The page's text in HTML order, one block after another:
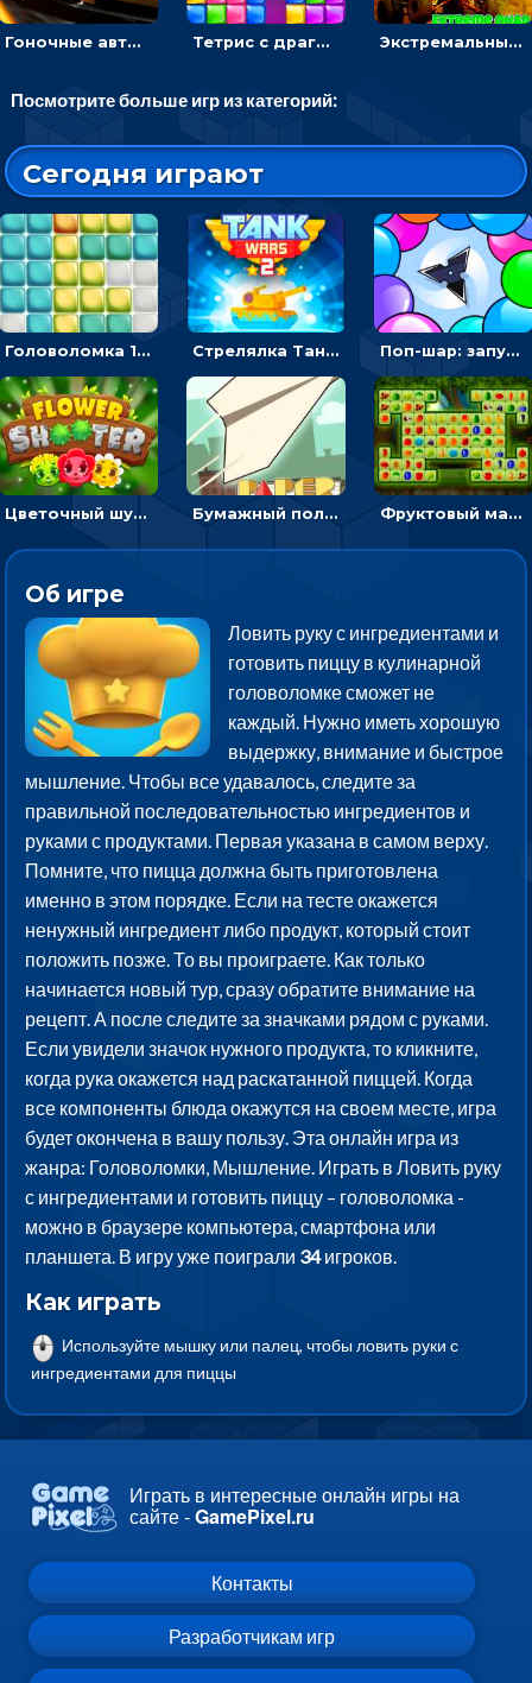
Гоночные авто в пазлах: разбей картинку и собери снова Тетрис с драгоценными камнями: расставляй блоки, чтобы получить линию - головоломка Экстремальные пазлы с квадроциклами: собирать крутые тачки
Посмотрите больше игр из категорий:
Сегодня играют
Головоломка 10х10 Стрелялка Танковые войны: бить по танку врага, чтобы уничтожить зло Поп-шар: запускать колючку, чтобы лопать воздушные шарики
Цветочный шутер: стрелять пчелками по цветам Бумажный полет: бросай самолетик и собери бонусы Фруктовый маджонг - найти одинаковые плитки головоломки
Об игре
Ловить руку с ингредиентами и
готовить пиццу в кулинарной
головоломке сможет не
каждый. Нужно иметь хорошую
выдержку, внимание и быстрое
мышление. Чтобы все удавалось, следите за
правильной последовательностью ингредиентов и
руками с продуктами. Первая указана в самом верху.
Помните, что пицца должна быть приготовлена
именно в этом порядке. Если на тесте окажется
ненужный ингредиент либо продукт, который стоит
положить позже. То вы проиграете. Как только
начинается новый тур, сразу обратите внимание на
рецепт. А после следите за значками рядом с руками.
Если увидели значок нужного продукта, то кликните,
когда рука окажется над раскатанной пиццей. Когда
все компоненты блюда окажутся на своем месте, игра
будет окончена в вашу пользу. Эта онлайн игра из
жанра: Головоломки, Мышление. Играть в Ловить руку
с ингредиентами и готовить пиццу – головоломка -
можно в браузере компьютера, смартфона или
планшета. В игру уже поиграли 34игроков.
Как играть
Используйте мышку или палец, чтобы ловить руки с
ингредиентами для пиццы
Играть в интересные онлайн игры на
сайте -GamePixel.ru
Контакты
Разработчикам игр